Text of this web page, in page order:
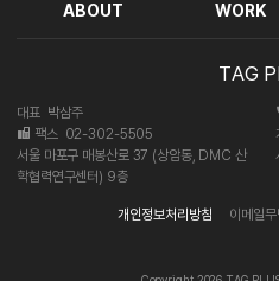
ABOUT WORK
TAG
대표 박삼주
팩스 02-302-5505
서울 마포구 매봉산로 37 (상암동, DMC 산
학협력연구센터) 9층
개인정보처리방침 이메일